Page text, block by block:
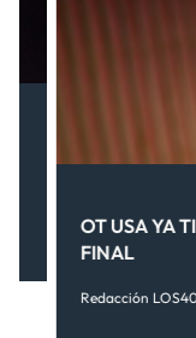
OT USA YA
FINAL
Redacción